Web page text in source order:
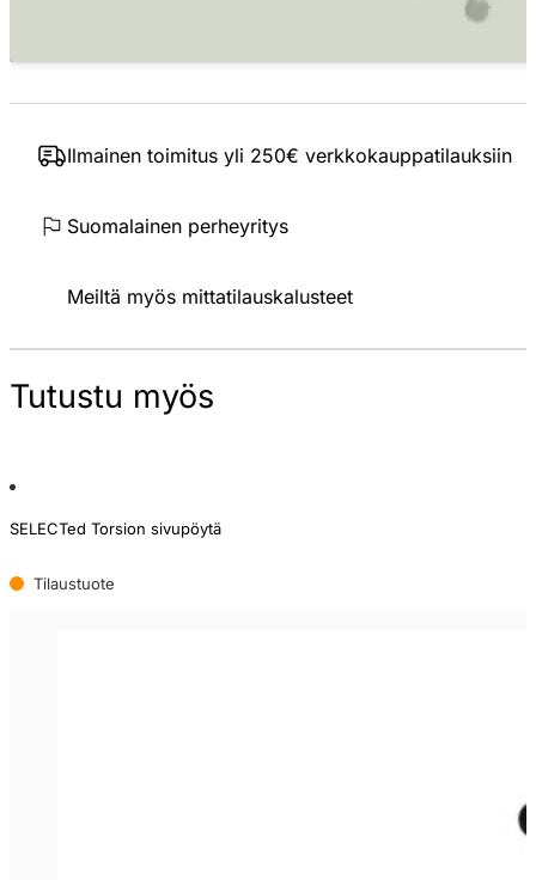
Ilmainen toimitus yli 250€ verkkokauppatilauksiin
Suomalainen perheyritys
Meiltä myös mittatilauskalusteet
Tutustu myös
SELECTed Torsion sivupöytä
Tilaustuote